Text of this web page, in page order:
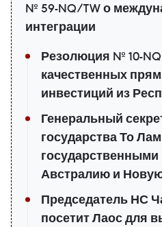
№ 59-NQ/TW о
интеграции
Резолюция № 10-
качественных
инвестиций из
Генеральный
государства То
государственными
Австралию и
Председатель НС
посетит Лаос для